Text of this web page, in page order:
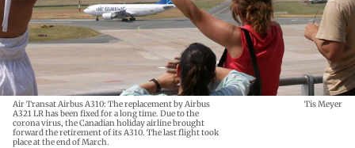
Air Transat Airbus A310: The replacement by Airbus
A321 LR has been fixed for a long time. Due to the
corona virus, the Canadian holiday airline brought
forward the retirement of its A310. The last flight took
place at the end of March.
Tis Meyer